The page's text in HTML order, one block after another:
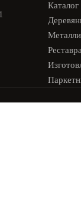
Каталог